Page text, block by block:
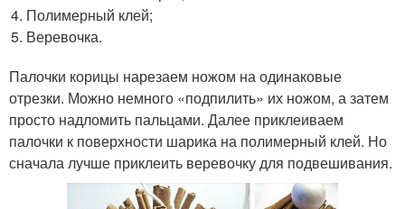
Полимерный клей;
Веревочка.
Палочки корицы нарезаем ножом на одинаковые
отрезки. Можно немного «подпилить» их ножом, а затем
просто надломить пальцами. Далее приклеиваем
палочки к поверхности шарика на полимерный клей. Но
сначала лучше приклеить веревочку для подвешивания.